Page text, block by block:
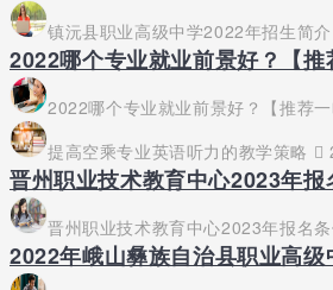
镇沅县职业高级中学2022年招生简介
2022哪个专业就业前景好？【推
2022哪个专业就业前景好？【推荐一
提高空乘专业英语听力的教学策略
晋州职业技术教育中心2023年
晋州职业技术教育中心2023年报名
2022年峨山彝族自治县职业高